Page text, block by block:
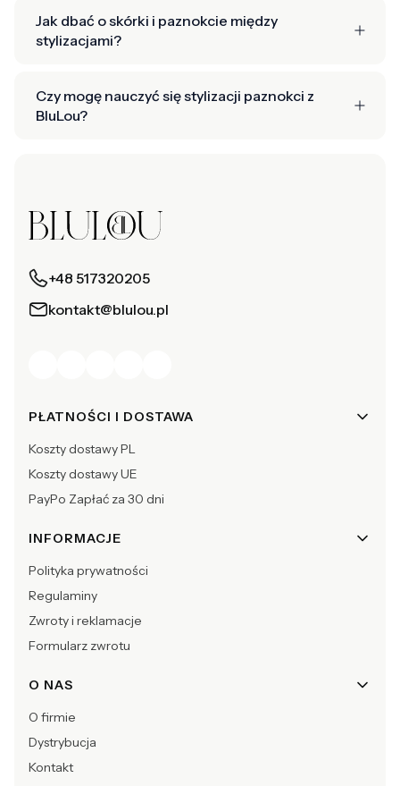
Jak dbać o skórki i paznokcie między
stylizacjami?
Czy mogę nauczyć się stylizacji paznokci z
BluLou?
+48 517320205
kontakt@blulou.pl
Linki w stopce
PŁATNOŚCI I DOSTAWA
Koszty dostawy PL
Koszty dostawy UE
PayPo Zapłać za 30 dni
INFORMACJE
Polityka prywatności
Regulaminy
Zwroty i reklamacje
Formularz zwrotu
O NAS
O firmie
Dystrybucja
Kontakt